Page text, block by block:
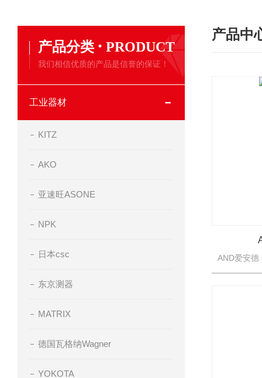
产品分类 · PRODUCT
我们相信优质的产品是信誉的保证！
工业器材
KITZ
AKO
亚速旺ASONE
NPK
日本csc
东京测器
MATRIX
德国瓦格纳Wagner
YOKOTA
产品中